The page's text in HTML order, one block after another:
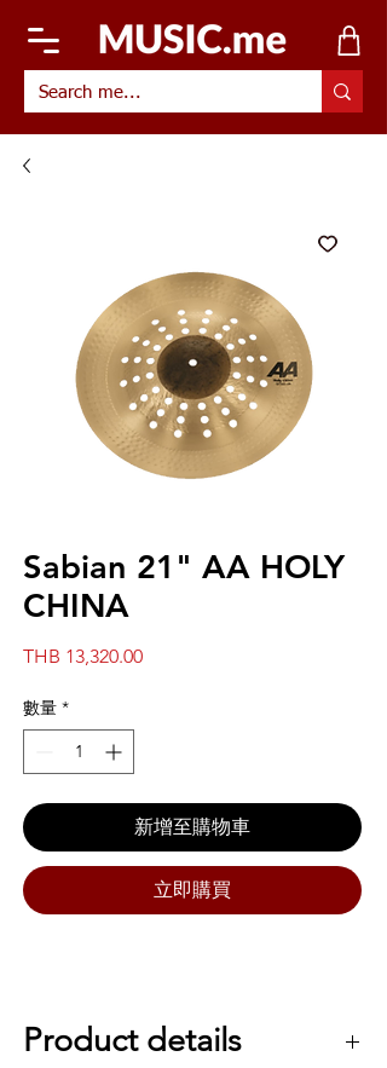
Sabian 21" AA HOLY
CHINA
THB 13,320.00價
數量 *
新增至購物車
立即購買
Product details